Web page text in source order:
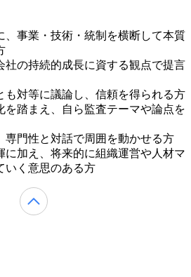
、事業・技術・統制を横断して本質
社の持続的成長に資する観点で提言
も対等に議論し、信頼を得られる方
を踏まえ、自ら監査テーマや論点を
専門性と対話で周囲を動かせる方
に加え、将来的に組織運営や人材マ
いく意思のある方